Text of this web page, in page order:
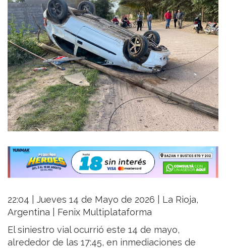
22:04 | Jueves 14 de Mayo de 2026 | La Rioja,
Argentina | Fenix Multiplataforma
El siniestro vial ocurrió este 14 de mayo,
alrededor de las 17:45, en inmediaciones de